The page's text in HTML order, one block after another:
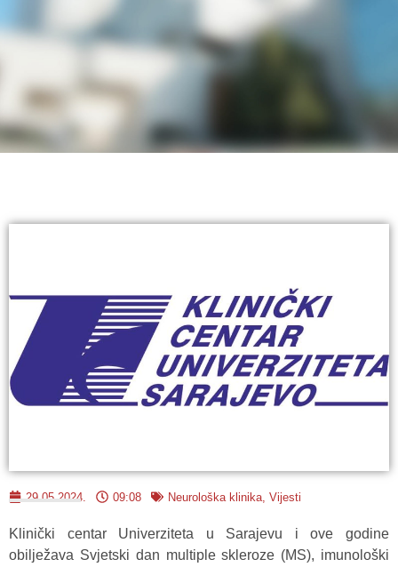
29.05.2024. 09:08 Neurološka klinika Vijesti
Klinički centar Univerziteta u Sarajevu i ove godine
obilježava Svjetski dan multiple skleroze (MS), imunološki